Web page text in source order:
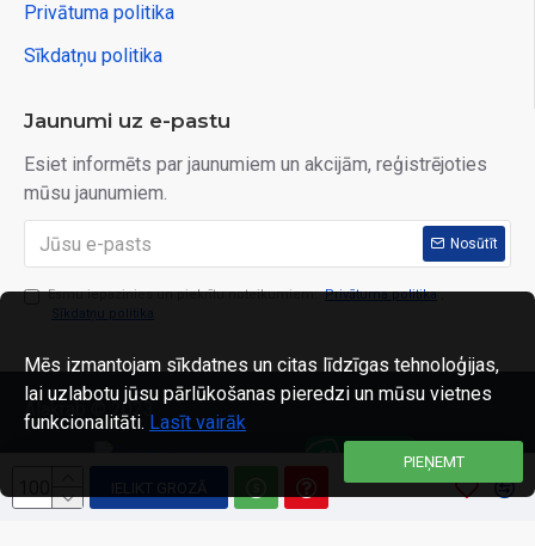
IELIKT GROZĀ
Privātuma politika
Sīkdatņu politika
Jaunumi uz e-pastu
Esiet informēts par jaunumiem un akcijām, reģistrējoties
mūsu jaunumiem.
Nosūtīt
Esmu iepazinies un piekrītu noteikumiem: Privātuma politika ,
Sīkdatņu politika
Alakrab © 2023
PIEŅEMT
Mēs izmantojam sīkdatnes un citas līdzīgas tehnoloģijas,
lai uzlabotu jūsu pārlūkošanas pieredzi un mūsu vietnes
funkcionalitāti. Lasīt vairāk